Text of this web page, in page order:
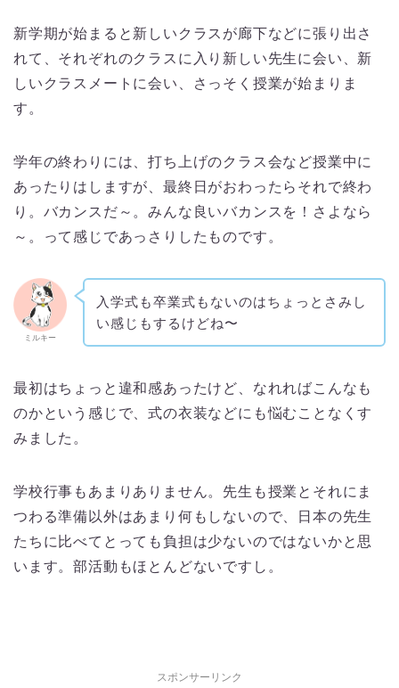
新学期が始まると新しいクラスが廊下などに張り出さ
れて、それぞれのクラスに入り新しい先生に会い、新
しいクラスメートに会い、さっそく授業が始まりま
す。
学年の終わりには、打ち上げのクラス会など授業中に
あったりはしますが、最終日がおわったらそれで終わ
り。バカンスだ～。みんな良いバカンスを！さよなら
～。って感じであっさりしたものです。
ミルキー
入学式も卒業式もないのはちょっとさみし
い感じもするけどね〜
最初はちょっと違和感あったけど、なれればこんなも
のかという感じで、式の衣装などにも悩むことなくす
みました。
学校行事もあまりありません。先生も授業とそれにま
つわる準備以外はあまり何もしないので、日本の先生
たちに比べてとっても負担は少ないのではないかと思
います。部活動もほとんどないですし。
スポンサーリンク